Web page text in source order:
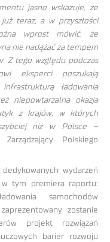
jasno wskazuje, że
teraz, a w przyszłości
wprost mówić, że
nie nadążać za tempem
Z tego względu podczas
eksperci poszukają
ładowania
niepowtarzalna okazja
z krajów, w których
niż w Polsce –
Polskiego
wydarzeń
w tym premiera raportu:
samochodów
zostanie
projekt rozwiązań
barier rozwoju